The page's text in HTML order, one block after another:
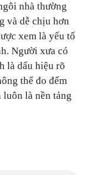
nhà thường
và dễ chịu hơn
xem là yếu tố
Người xưa có
là dấu hiệu rõ
thể đo đếm
luôn là nền tảng